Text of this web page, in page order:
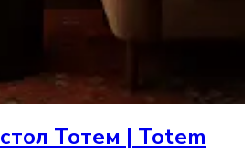
Тотем | Totem